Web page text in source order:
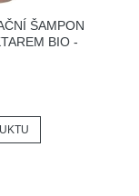
ŠAMPON
BIO -